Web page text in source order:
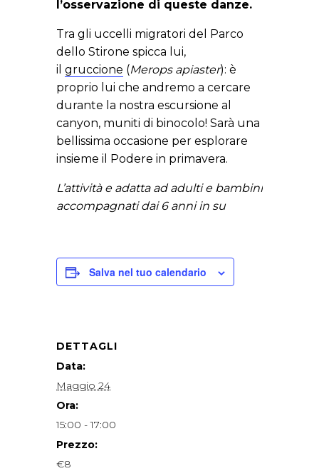
l’osservazione di queste danze.
Tra gli uccelli migratori del Parco
dello Stirone spicca lui,
il gruccione (Merops apiaster): è
proprio lui che andremo a cercare
durante la nostra escursione al
canyon, muniti di binocolo! Sarà una
bellissima occasione per esplorare
insieme il Podere in primavera.
L’attività e adatta ad adulti e bambini
accompagnati dai 6 anni in su
Salva nel tuo calendario
DETTAGLI
Data:
Maggio 24
Ora:
15:00 - 17:00
Prezzo:
€8